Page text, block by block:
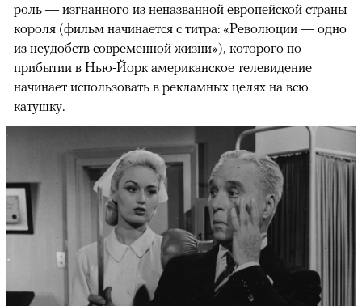
роль — изгнанного из неназванной европейской страны
короля (фильм начинается с титра: «Революции — одно
из неудобств современной жизни»), которого по
прибытии в Нью-Йорк американское телевидение
начинает использовать в рекламных целях на всю
катушку.